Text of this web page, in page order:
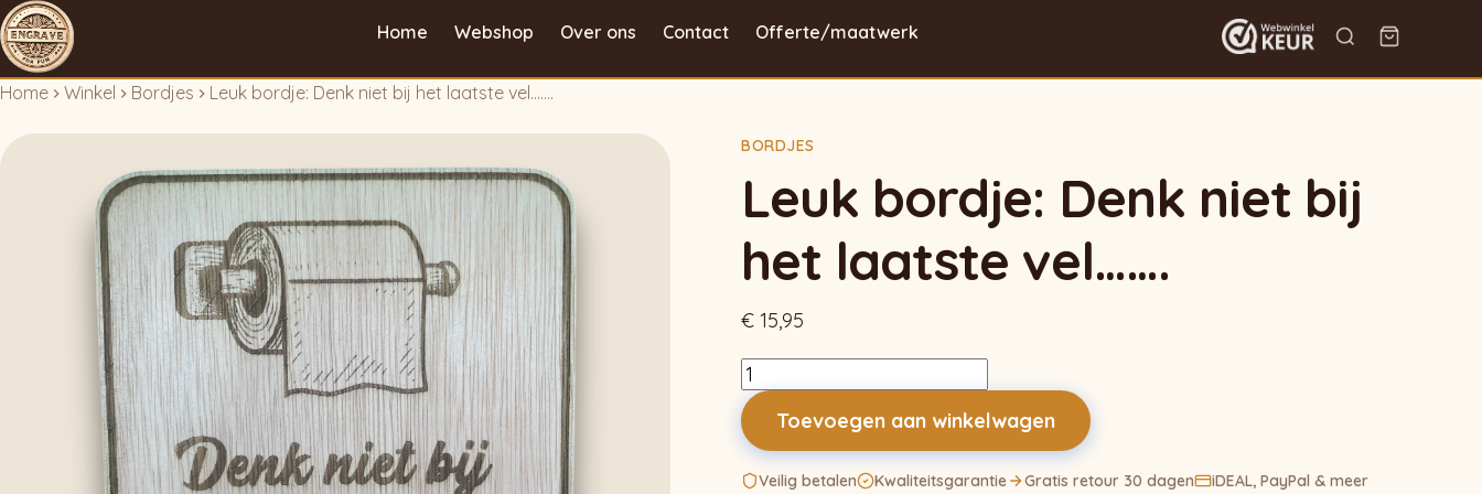
Home Webshop Over ons Contact Offerte/maatwerk
Home Winkel Bordjes Leuk bordje: Denk niet bij het laatste vel…….
BORDJES
Leuk bordje: Denk niet bij
het laatste vel…….
€ 15,95
Leuk
bordje:
Denk
niet
Toevoegen aan winkelwagen
Veilig betalen Kwaliteitsgarantie Gratis retour 30 dagen iDEAL, PayPal & meer